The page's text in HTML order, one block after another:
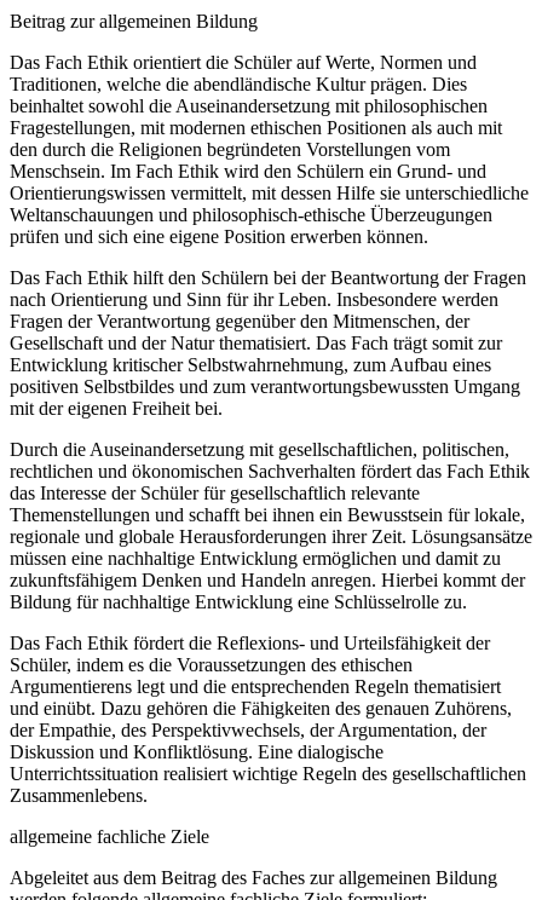
Beitrag zur allgemeinen Bildung
Das Fach Ethik orientiert die Schüler auf Werte, Normen und
Traditionen, welche die abendländische Kultur prägen. Dies
beinhaltet sowohl die Auseinandersetzung mit philosophischen
Fragestellungen, mit modernen ethischen Positionen als auch mit
den durch die Religionen begründeten Vorstellungen vom
Menschsein. Im Fach Ethik wird den Schülern ein Grund- und
Orientierungswissen vermittelt, mit dessen Hilfe sie unterschiedliche
Weltanschauungen und philosophisch-ethische Überzeugungen
prüfen und sich eine eigene Position erwerben können.
Das Fach Ethik hilft den Schülern bei der Beantwortung der Fragen
nach Orientierung und Sinn für ihr Leben. Insbesondere werden
Fragen der Verantwortung gegenüber den Mitmenschen, der
Gesellschaft und der Natur thematisiert. Das Fach trägt somit zur
Entwicklung kritischer Selbstwahrnehmung, zum Aufbau eines
positiven Selbstbildes und zum verantwortungsbewussten Umgang
mit der eigenen Freiheit bei.
Durch die Auseinandersetzung mit gesellschaftlichen, politischen,
rechtlichen und ökonomischen Sachverhalten fördert das Fach Ethik
das Interesse der Schüler für gesellschaftlich relevante
Themenstellungen und schafft bei ihnen ein Bewusstsein für lokale,
regionale und globale Herausforderungen ihrer Zeit. Lösungsansätze
müssen eine nachhaltige Entwicklung ermöglichen und damit zu
zukunftsfähigem Denken und Handeln anregen. Hierbei kommt der
Bildung für nachhaltige Entwicklung eine Schlüsselrolle zu.
Das Fach Ethik fördert die Reflexions- und Urteilsfähigkeit der
Schüler, indem es die Voraussetzungen des ethischen
Argumentierens legt und die entsprechenden Regeln thematisiert
und einübt. Dazu gehören die Fähigkeiten des genauen Zuhörens,
der Empathie, des Perspektivwechsels, der Argumentation, der
Diskussion und Konfliktlösung. Eine dialogische
Unterrichtssituation realisiert wichtige Regeln des gesellschaftlichen
Zusammenlebens.
allgemeine fachliche Ziele
Abgeleitet aus dem Beitrag des Faches zur allgemeinen Bildung